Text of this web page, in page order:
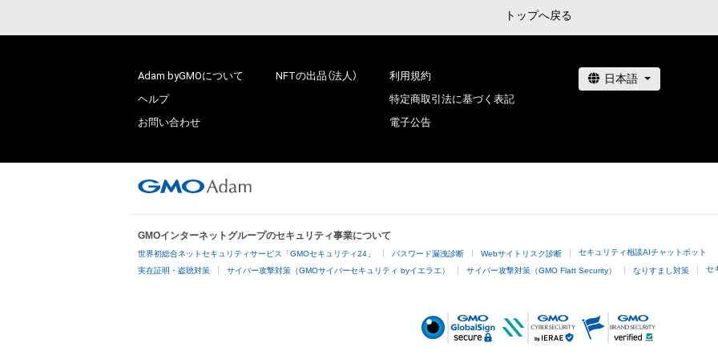
法的責任も負わないものとします。
トップへ戻る
Adam byGMOについて
ヘルプ
お問い合わせ
NFTの出品（法人）
利用規約
特定商取引法に基づく表記
電子公告
GMOインターネットグループのセキュリティ事業について
世界初総合ネットセキュリティサービス「GMOセキュリティ24」 パスワード漏洩診断 Webサイトリスク診断 セキュリティ相談AIチャットボット
実在証明・盗聴対策 サイバー攻撃対策（GMOサイバーセキュリティ byイエラエ） サイバー攻撃対策（GMO Flatt Security） なりすまし対策 セ